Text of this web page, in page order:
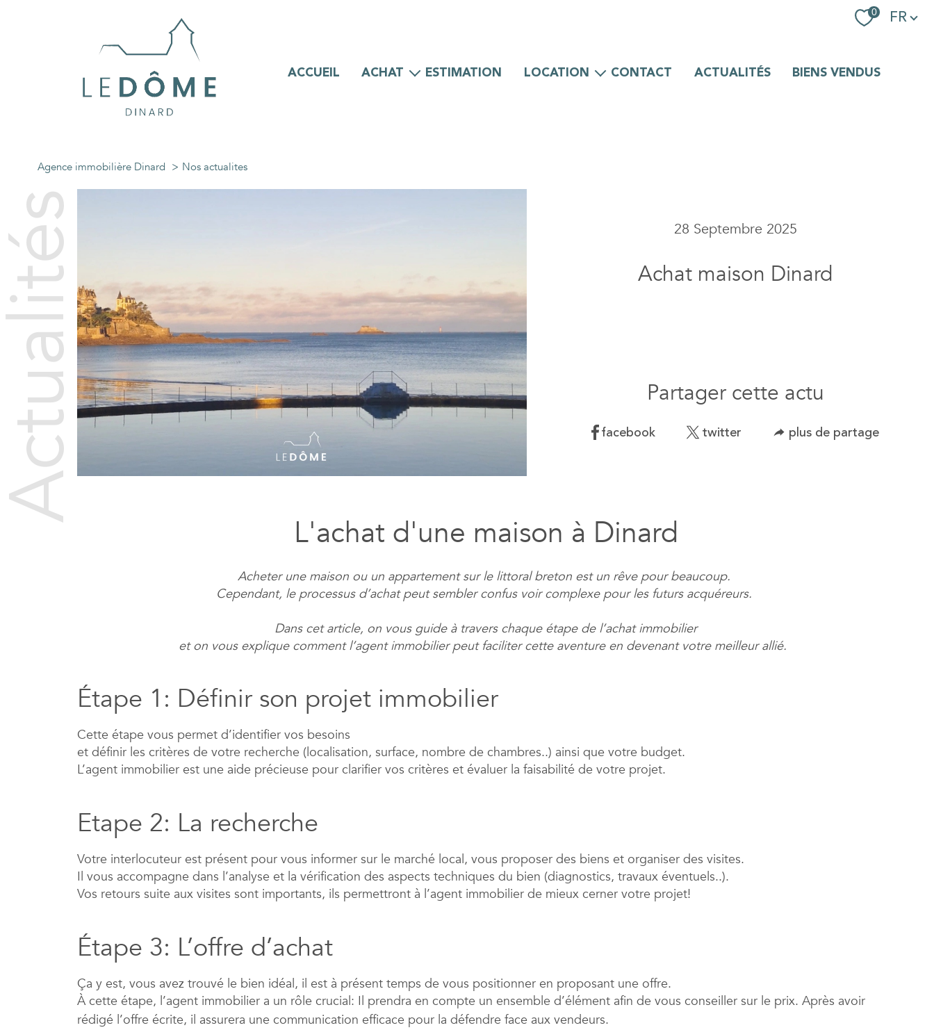
0 Langue
FR
ACCUEIL ACHAT ESTIMATION LOCATION CONTACT ACTUALITÉS BIENS VENDUS
Agence immobilière Dinard Nos actualites
28 Septembre 2025
Achat maison Dinard
Partager cette actu
facebook twitter plus de partage
L'achat d'une maison à Dinard
Acheter une maison ou un appartement sur le littoral breton est un rêve pour beaucoup.
Cependant, le processus d’achat peut sembler confus voir complexe pour les futurs acquéreurs.
Dans cet article, on vous guide à travers chaque étape de l’achat immobilier
et on vous explique comment l’agent immobilier peut faciliter cette aventure en devenant votre meilleur allié.
Étape 1: Définir son projet immobilier
Cette étape vous permet d’identifier vos besoins
et définir les critères de votre recherche (localisation, surface, nombre de chambres..) ainsi que votre budget.
L’agent immobilier est une aide précieuse pour clarifier vos critères et évaluer la faisabilité de votre projet.
Etape 2: La recherche
Votre interlocuteur est présent pour vous informer sur le marché local, vous proposer des biens et organiser des visites.
Il vous accompagne dans l’analyse et la vérification des aspects techniques du bien (diagnostics, travaux éventuels..).
Vos retours suite aux visites sont importants, ils permettront à l’agent immobilier de mieux cerner votre projet!
Étape 3: L’offre d’achat
Ça y est, vous avez trouvé le bien idéal, il est à présent temps de vous positionner en proposant une offre.
À cette étape, l’agent immobilier a un rôle crucial: Il prendra en compte un ensemble d’élément afin de vous conseiller sur le prix. Après avoir
rédigé l’offre écrite, il assurera une communication efficace pour la défendre face aux vendeurs.